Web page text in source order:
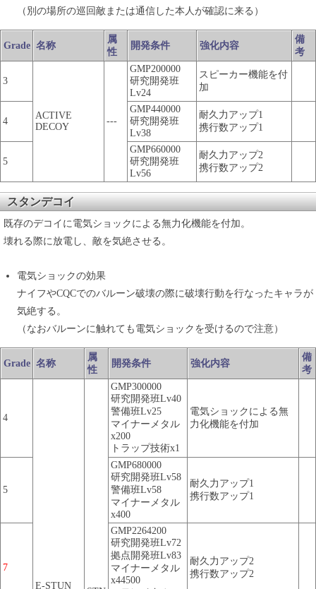
（別の場所の巡回敵または通信した本人が確認に来る）
Grade 名称
属
性
開発条件 強化内容
備
考
3
ACTIVE
DECOY
---
GMP200000
研究開発班
Lv24
スピーカー機能を付
加
4
GMP440000
研究開発班
Lv38
耐久力アップ1
携行数アップ1
5
GMP660000
研究開発班
Lv56
耐久力アップ2
携行数アップ2
スタンデコイ
既存のデコイに電気ショックによる無力化機能を付加。
壊れる際に放電し、敵を気絶させる。
電気ショックの効果
ナイフやCQCでのバルーン破壊の際に破壊行動を行なったキャラが
気絶する。
（なおバルーンに触れても電気ショックを受けるので注意）
Grade 名称
属
性
開発条件 強化内容
備
考
4
E-STUN
GMP300000
研究開発班Lv40
警備班Lv25
マイナーメタル
x200
トラップ技術x1
電気ショックによる無
力化機能を付加
5
GMP680000
研究開発班Lv58
警備班Lv58
マイナーメタル
x400
耐久力アップ1
携行数アップ1
7
GMP2264200
研究開発班Lv72
拠点開発班Lv83
マイナーメタル
x44500
耐久力アップ2
携行数アップ2